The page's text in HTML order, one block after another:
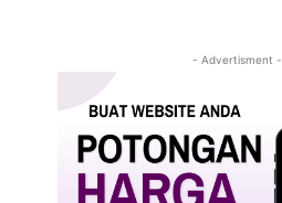
- Advertisment -